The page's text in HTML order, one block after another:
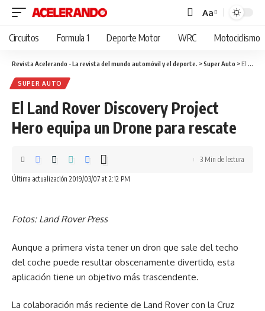
Cambiar
tamaño
fuente
Aa
Circuitos Formula 1 Deporte Motor WRC Motociclismo
Revista Acelerando - La revista del mundo automóvil y el deporte. >Super Auto >El Land Rover Discovery Project Hero equipa un Drone para rescate
SUPER AUTO
El Land Rover Discovery Project
Hero equipa un Drone para rescate
Última actualización 2019/03/07 at 2:12 PM
3 Min de lectura
Fotos: Land Rover Press
Aunque a primera vista tener un dron que sale del techo
del coche puede resultar obscenamente divertido, esta
aplicación tiene un objetivo más trascendente.
La colaboración más reciente de Land Rover con la Cruz